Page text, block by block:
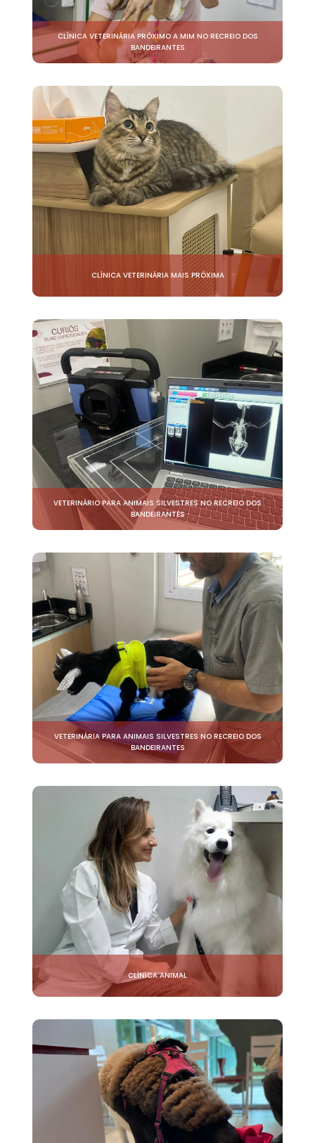
CLÍNICA VETERINÁRIA PRÓXIMO A MIM NO RECREIO DOS
BANDEIRANTES
CLÍNICA VETERINÁRIA MAIS PRÓXIMA
VETERINÁRIO PARA ANIMAIS SILVESTRES NO RECREIO DOS
BANDEIRANTES
VETERINÁRIA PARA ANIMAIS SILVESTRES NO RECREIO DOS
BANDEIRANTES
CLÍNICA ANIMAL